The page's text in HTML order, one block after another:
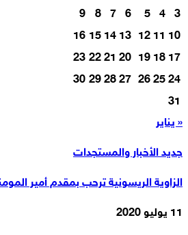
3
4
5
6
7
8
9
10
11
12
13
14
15
16
17
18
19
20
21
22
23
24
25
26
27
28
29
30
31
« يناير
جديد الأخبار والمستجدات
الزاوية الريسونية ترحب بمقدم أمير
11 يوليو 2020